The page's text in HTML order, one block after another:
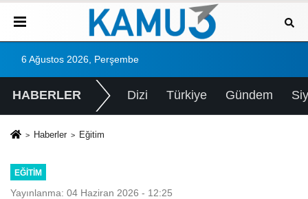
6 Ağustos 2026, Perşembe
HABERLER Dizi Türkiye Gündem
Haberler Eğitim
EĞITIM
Yayınlanma: 04 Haziran 2026 - 12:25